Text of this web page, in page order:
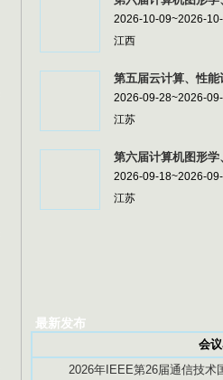
2026-10-09~2026-
江西
第五届云计算、性
2026-09-28~2026-
江苏
第六届计算机图形
2026-09-18~2026-
江苏
最新发布
会
2026年IEEE第26届通信技术